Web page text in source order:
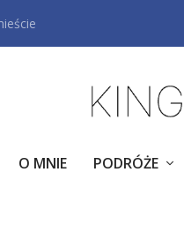
O MNIE PODRÓŻE